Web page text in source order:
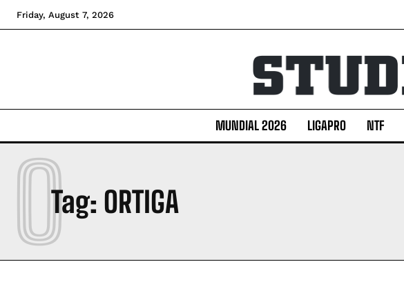
Friday, August 7, 2026
MUNDIAL 2026 LIGAPRO NTF
Tag: ORTIGA
O